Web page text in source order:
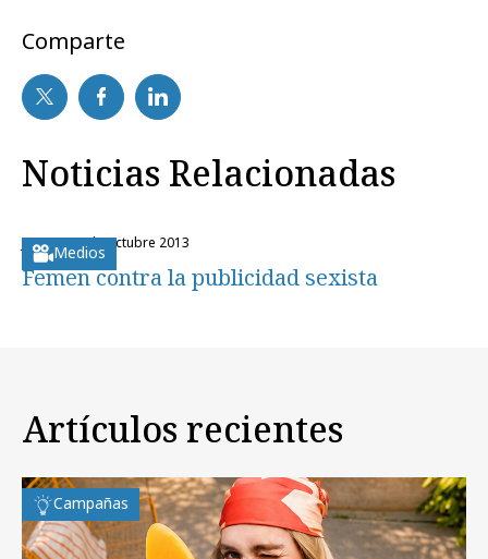
Comparte
Noticias Relacionadas
Medios
jueves, 10 de octubre 2013
Femen contra la publicidad sexista
Artículos recientes
Campañas